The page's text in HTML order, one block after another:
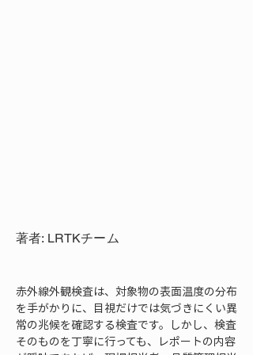
著者: LRTKチーム
赤外線外観検査は、対象物の表面温度の分布
を手がかりに、目視だけでは気づきにくい異
常の兆候を確認する検査です。しかし、検査
そのものを丁寧に行っても、レポートの内容